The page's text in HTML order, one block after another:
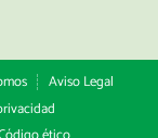
Aviso Legal